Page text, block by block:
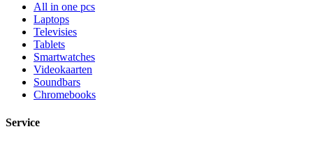
All in one pcs
Laptops
Televisies
Tablets
Smartwatches
Videokaarten
Soundbars
Chromebooks
Service